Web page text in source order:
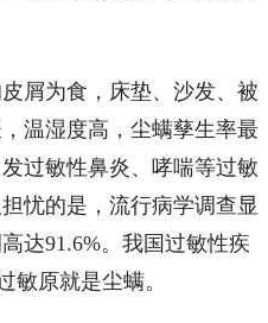
屑为食，床垫、沙发、被
温湿度高，尘螨孳生率最
过敏性鼻炎、哮喘等过敏
忧的是，流行病学调查显
达91.6%。我国过敏性疾
敏原就是尘螨。